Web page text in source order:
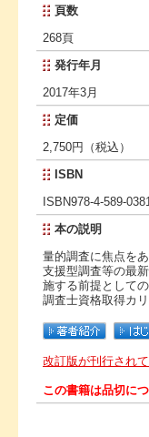
頁数
268頁
発行年月
2017年3月
定価
2,750円（税込）
ISBN
ISBN978-4-589-
本の説明
量的調査に焦点を
支援型調査等の最
施する前提として
調査士資格取得カ
改訂版が刊行され
この書籍は品切に